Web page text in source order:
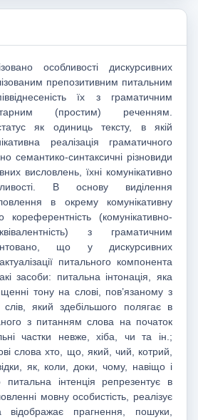
особливості дискурсивних
препозитивним питальним
їх з граматичним
(простим) реченням.
як одиниць тексту, в якій
реалізація граматичного
семантико-синтаксичні різновиди
висловлень, їхні комунікативно
В основу виділення
в окрему комунікативну
(комунікативно-
з граматичним
що у дискурсивних
питального компонента
засоби: питальна інтонація, яка
тону на слові, пов’язаному з
який здебільшого полягає в
з питанням слова на початок
частки невже, хіба, чи та ін.;
слова хто, що, який, чий, котрий,
як, коли, доки, чому, навіщо і
інтенція репрезентує в
мовну особистість, реалізує
прагнення, пошуки,